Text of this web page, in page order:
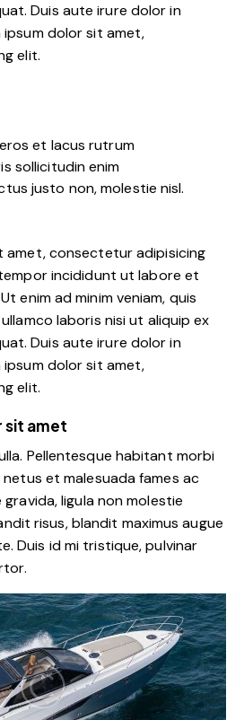
Duis aute irure dolor in
dolor sit amet,
elit.
et lacus rutrum
sollicitudin enim
justo non, molestie nisl.
amet, consectetur adipisicing
incididunt ut labore et
enim ad minim veniam, quis
laboris nisi ut aliquip ex
Duis aute irure dolor in
dolor sit amet,
elit.
sit amet
Pellentesque habitant morbi
et malesuada fames ac
ligula non molestie
risus, blandit maximus augue
Duis id mi tristique, pulvinar